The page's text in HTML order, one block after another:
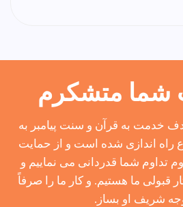
شما متشکرم
خدمت به قرآن و سنت پیامبر به
اندازی شده است و از حمایت
تداوم شما قدردانی می نماییم و
قبولی ما هستیم. و کار ما را صرفاً
شریف او بساز.